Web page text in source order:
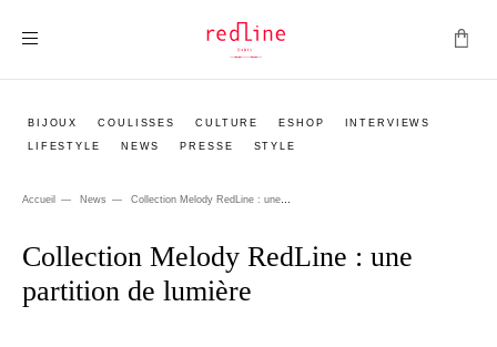
BIJOUX COULISSES CULTURE ESHOP INTERVIEWS
LIFESTYLE NEWS PRESSE STYLE
Accueil News Collection Melody RedLine : une partition de lumière
Collection Melody RedLine : une
partition de lumière